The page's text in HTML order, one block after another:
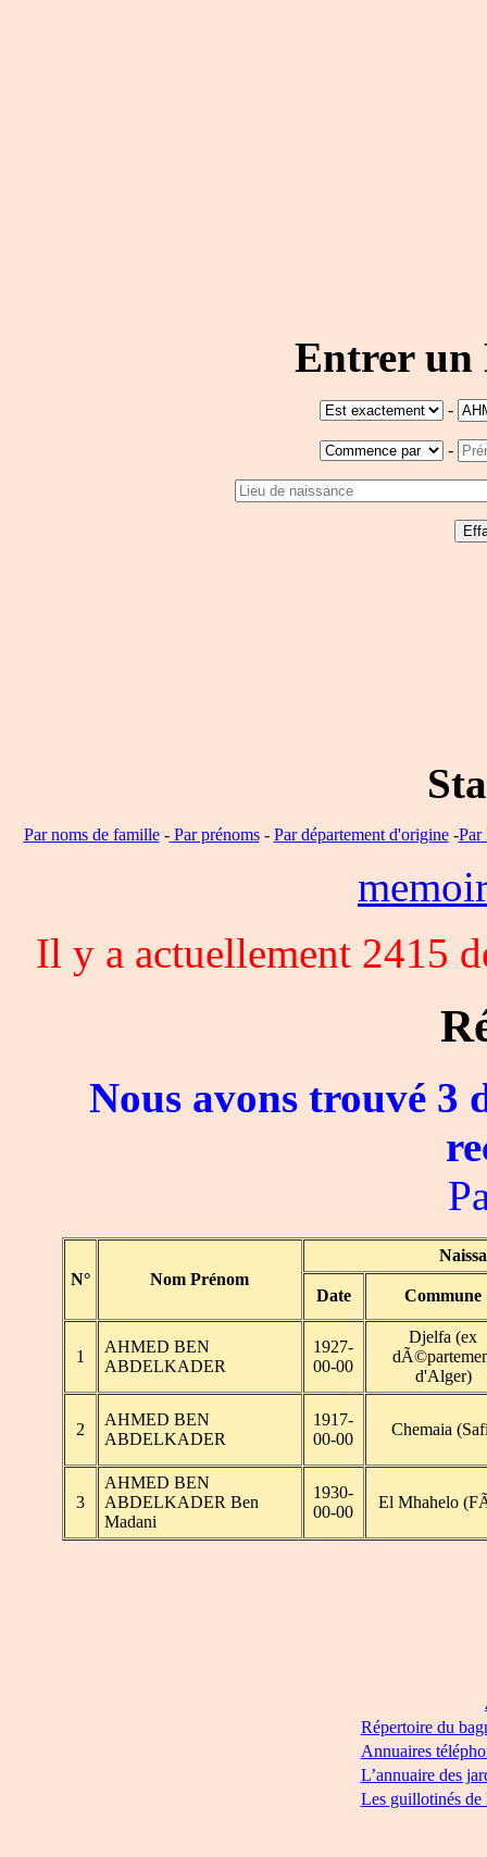
Entrer un
-
-
Par noms de famille-Par prénoms- Par département d'origine-Par
Il y a actuellement 2415
Nous avons trouvé 3
N° Nom Prénom
Date Commune
1
AHMED BEN
ABDELKADER
1927-
00-00
Djelfa (ex
d'Alger)
2
AHMED BEN
ABDELKADER
1917-
00-00
Chemaia
3
AHMED BEN
ABDELKADER Ben
Madani
1930-
00-00
El Mhahelo
Répertoire du
Annuaires
L’annuaire des
Les guillotinés de